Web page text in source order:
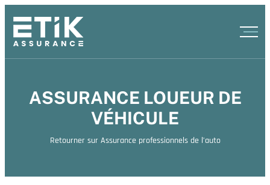
ASSURANCE LOUEUR DE
VÉHICULE
Retourner sur Assurance professionnels de l’auto